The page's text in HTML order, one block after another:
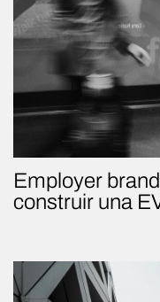
Employer
construir una